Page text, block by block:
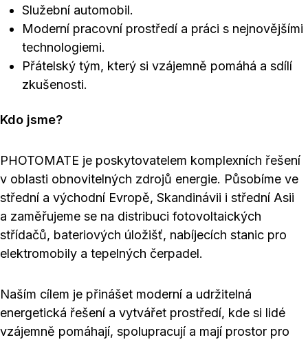
Služební automobil.
Moderní pracovní prostředí a práci s nejnovějšími
technologiemi.
Přátelský tým, který si vzájemně pomáhá a sdílí
zkušenosti.
Kdo jsme?
PHOTOMATE je poskytovatelem komplexních řešení
v oblasti obnovitelných zdrojů energie. Působíme ve
střední a východní Evropě, Skandinávii i střední Asii
a zaměřujeme se na distribuci fotovoltaických
střídačů, bateriových úložišť, nabíjecích stanic pro
elektromobily a tepelných čerpadel.
Naším cílem je přinášet moderní a udržitelná
energetická řešení a vytvářet prostředí, kde si lidé
vzájemně pomáhají, spolupracují a mají prostor pro